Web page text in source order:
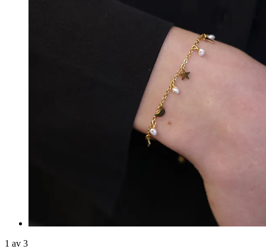
1 av 3